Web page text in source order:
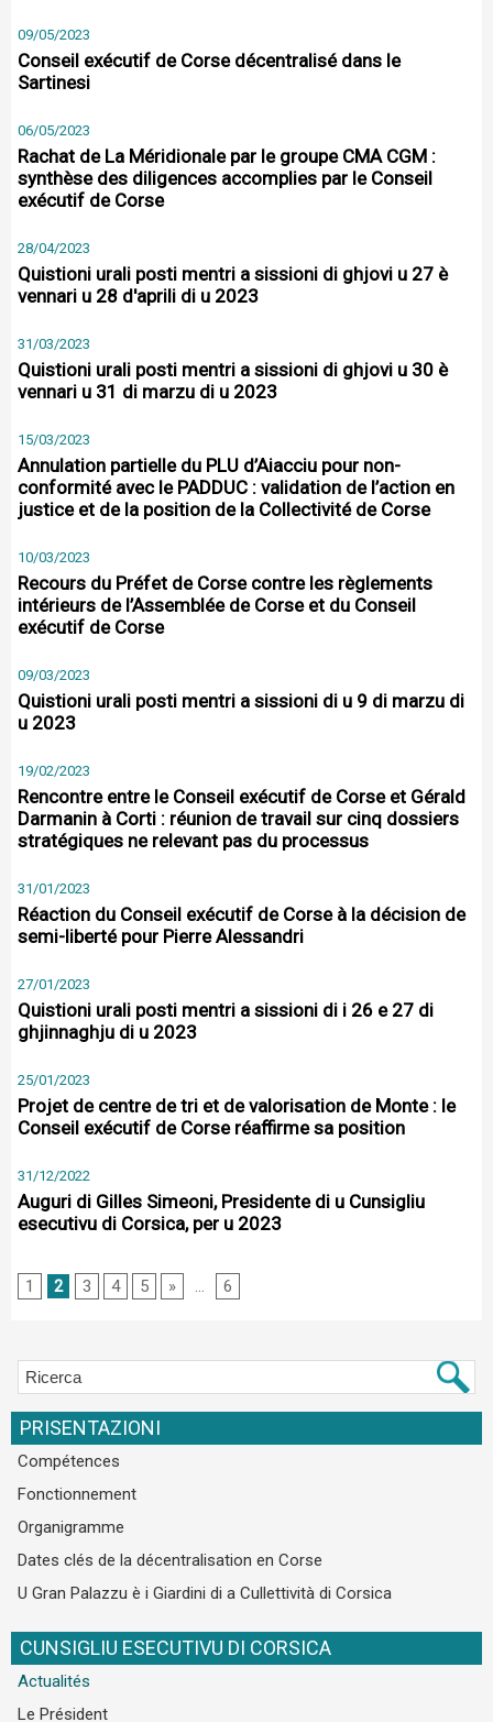
09/05/2023
Conseil exécutif de Corse décentralisé dans le
Sartinesi
06/05/2023
Rachat de La Méridionale par le groupe CMA CGM :
synthèse des diligences accomplies par le Conseil
exécutif de Corse
28/04/2023
Quistioni urali posti mentri a sissioni di ghjovi u 27 è
vennari u 28 d'aprili di u 2023
31/03/2023
Quistioni urali posti mentri a sissioni di ghjovi u 30 è
vennari u 31 di marzu di u 2023
15/03/2023
Annulation partielle du PLU d’Aiacciu pour non-
conformité avec le PADDUC : validation de l’action en
justice et de la position de la Collectivité de Corse
10/03/2023
Recours du Préfet de Corse contre les règlements
intérieurs de l’Assemblée de Corse et du Conseil
exécutif de Corse
09/03/2023
Quistioni urali posti mentri a sissioni di u 9 di marzu di
u 2023
19/02/2023
Rencontre entre le Conseil exécutif de Corse et Gérald
Darmanin à Corti : réunion de travail sur cinq dossiers
stratégiques ne relevant pas du processus
31/01/2023
Réaction du Conseil exécutif de Corse à la décision de
semi-liberté pour Pierre Alessandri
27/01/2023
Quistioni urali posti mentri a sissioni di i 26 e 27 di
ghjinnaghju di u 2023
25/01/2023
Projet de centre de tri et de valorisation de Monte : le
Conseil exécutif de Corse réaffirme sa position
31/12/2022
Auguri di Gilles Simeoni, Presidente di u Cunsigliu
esecutivu di Corsica, per u 2023
1 2 3 4 5 » ... 6
PRISENTAZIONI
Compétences
Fonctionnement
Organigramme
Dates clés de la décentralisation en Corse
U Gran Palazzu è i Giardini di a Cullettività di Corsica
CUNSIGLIU ESECUTIVU DI CORSICA
Actualités
Le Président